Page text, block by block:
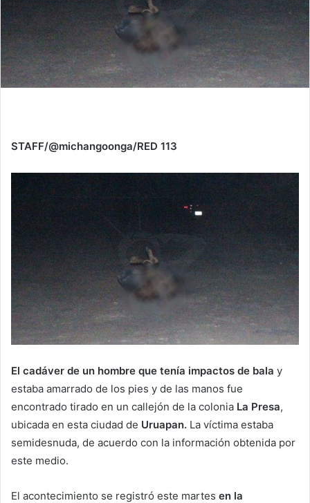
STAFF/@michangoonga/RED 113
El cadáver de un hombre que tenía impactos de bala y
estaba amarrado de los pies y de las manos fue
encontrado tirado en un callejón de la colonia La Presa,
ubicada en esta ciudad de Uruapan. La víctima estaba
semidesnuda, de acuerdo con la información obtenida por
este medio.
El acontecimiento se registró este martes en la